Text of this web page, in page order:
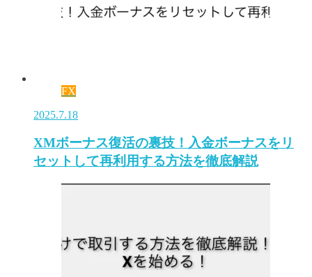
FX
2025.7.18
XMボーナス復活の裏技！入金ボーナスをリ
セットして再利用する方法を徹底解説